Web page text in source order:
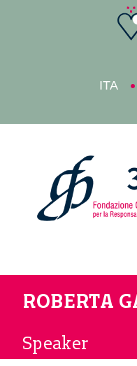
ITA
ROBERTA
Speaker